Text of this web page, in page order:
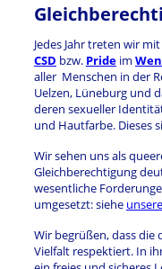
Jedes Jahr treten wir
CSD bzw. Prideim
aller Menschen in der
Uelzen, Lüneburg und
deren sexueller
und Hautfarbe. Dieses
Wir sehen uns als
Gleichberechtigung
wesentliche
umgesetzt: siehe
Wir begrüßen, dass die
Vielfalt respektiert. In